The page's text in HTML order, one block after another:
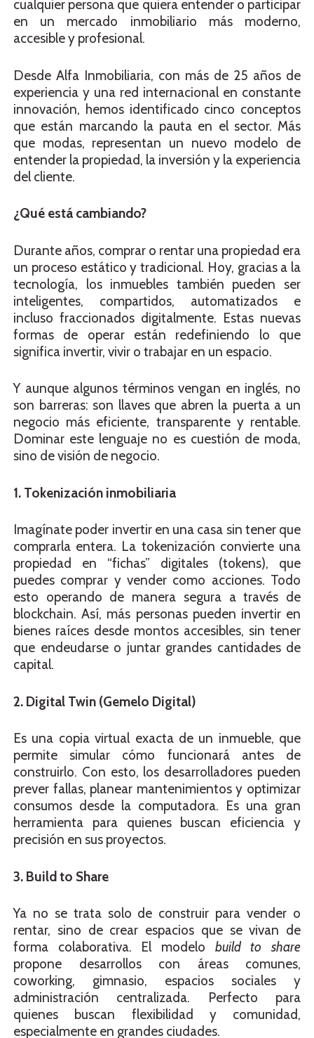
cualquier persona que quiera entender o participar
en un mercado inmobiliario más moderno,
accesible y profesional.
Desde Alfa Inmobiliaria, con más de 25 años de
experiencia y una red internacional en constante
innovación, hemos identificado cinco conceptos
que están marcando la pauta en el sector. Más
que modas, representan un nuevo modelo de
entender la propiedad, la inversión y la experiencia
del cliente.
¿Qué está cambiando?
Durante años, comprar o rentar una propiedad era
un proceso estático y tradicional. Hoy, gracias a la
tecnología, los inmuebles también pueden ser
inteligentes, compartidos, automatizados e
incluso fraccionados digitalmente. Estas nuevas
formas de operar están redefiniendo lo que
significa invertir, vivir o trabajar en un espacio.
Y aunque algunos términos vengan en inglés, no
son barreras: son llaves que abren la puerta a un
negocio más eficiente, transparente y rentable.
Dominar este lenguaje no es cuestión de moda,
sino de visión de negocio.
1. Tokenización inmobiliaria
Imagínate poder invertir en una casa sin tener que
comprarla entera. La tokenización convierte una
propiedad en “fichas” digitales (tokens), que
puedes comprar y vender como acciones. Todo
esto operando de manera segura a través de
blockchain. Así, más personas pueden invertir en
bienes raíces desde montos accesibles, sin tener
que endeudarse o juntar grandes cantidades de
capital.
2. Digital Twin (Gemelo Digital)
Es una copia virtual exacta de un inmueble, que
permite simular cómo funcionará antes de
construirlo. Con esto, los desarrolladores pueden
prever fallas, planear mantenimientos y optimizar
consumos desde la computadora. Es una gran
herramienta para quienes buscan eficiencia y
precisión en sus proyectos.
3. Build to Share
Ya no se trata solo de construir para vender o
rentar, sino de crear espacios que se vivan de
forma colaborativa. El modelo build to share
propone desarrollos con áreas comunes,
coworking, gimnasio, espacios sociales y
administración centralizada. Perfecto para
quienes buscan flexibilidad y comunidad,
especialmente en grandes ciudades.